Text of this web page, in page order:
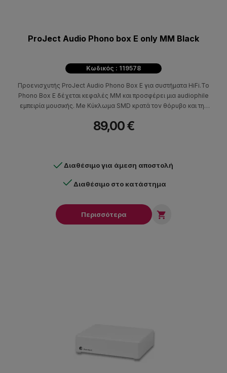
ProJect Audio Phono box E only MM Black
Κωδικός : 119578
Προενισχυτής ProJect Audio Phono Box Ε για συστήματα HiFi.Το
Phono Box Ε δέχεται κεφαλές MM και προσφέρει μια audiophile
εμπειρία μουσικής. Me Κύκλωμα SMD κρατά τον θόρυβο και την
εξόδου είναι επίχρυσες για τη διατήρηση της ποιότητας. Το
89,00 €
Διαθέσιμο για άμεση αποστολή
Διαθέσιμο στο κατάστημα
Περισσότερα 